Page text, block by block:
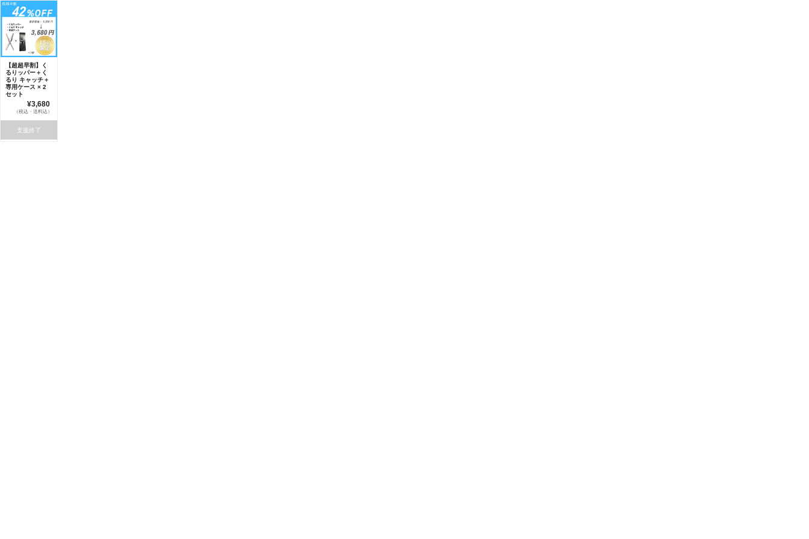
【超超早割】く
るりッパー＋く
るり キャッチ＋
専用ケース × 2
セット
¥3,680
（税込・送料込）
支援終了